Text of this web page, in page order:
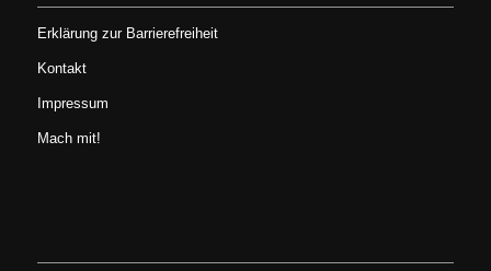
Erklärung zur Barrierefreiheit
Kontakt
Impressum
Mach mit!